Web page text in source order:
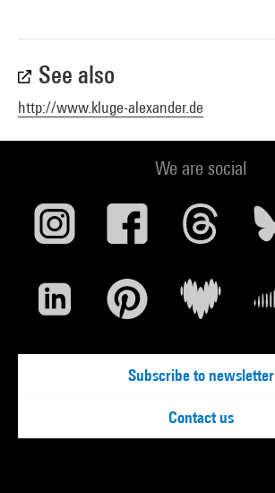
See also
http://www.kluge-alexander.de
We are social
Subscribe to newsletter
Contact us